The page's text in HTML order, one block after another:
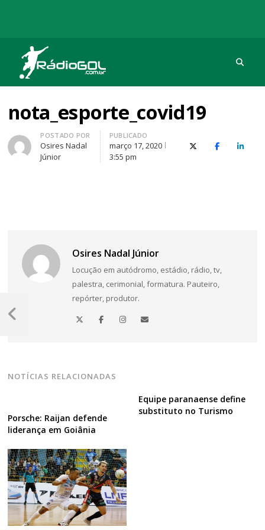
Rádio Gol
Há mais de 20 anos com as melhores coberturas
nota_esporte_covid19
Autor
POSTADO POR
Osires Nadal
Júnior
PUBLICADO
março 17, 2020
3:55 pm
X (Twitter)Facebook
O
Osires Nadal Júnior
Locução em autódromo, estádio, rádio, tv,
palestra, cerimonial, formatura. Pauteiro,
repórter, produtor.
NOTÍCIAS RELACIONADAS
Porsche: Raijan defende
liderança em Goiânia
Equipe paranaense define
substituto no Turismo
Navegação
de
Post